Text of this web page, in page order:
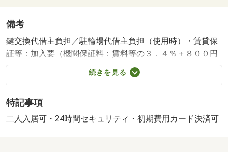
備考
鍵交換代借主負担／駐輪場代借主負担（使用時）・賃貸保
証等：加入要（機関保証料：賃料等の３．４％＋８００円
／月）・鍵交換代：あり１６，５００円～・オンラインで
申込から契約手続き、ＬＩＮＥでのご相談も可能です／当
／お客様のご希望に合わせた方法（店頭、オンライン等）
で物件をご提案いたします・駐輪場：有/室内清掃費
続きを見る
特記事項
二人入居可・24時間セキュリティ・初期費用カード決済可